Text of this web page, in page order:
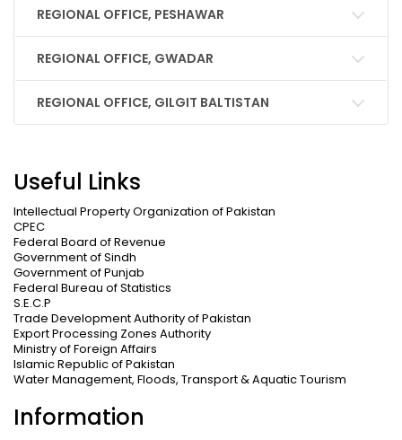
REGIONAL OFFICE, PESHAWAR
REGIONAL OFFICE, GWADAR
REGIONAL OFFICE, GILGIT BALTISTAN
Useful Links
Intellectual Property Organization of Pakistan
CPEC
Federal Board of Revenue
Government of Sindh
Government of Punjab
Federal Bureau of Statistics
S.E.C.P
Trade Development Authority of Pakistan
Export Processing Zones Authority
Ministry of Foreign Affairs
Islamic Republic of Pakistan
Water Management, Floods, Transport & Aquatic Tourism
Information